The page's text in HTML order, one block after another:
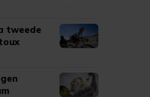
tweede